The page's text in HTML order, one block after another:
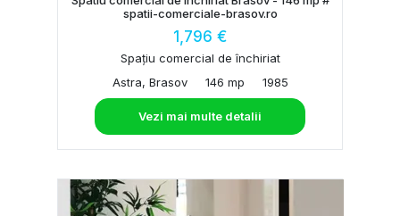
spatii-comerciale-brasov.ro
1,796 €
Spațiu comercial de închiriat
Astra, Brasov
146 mp 1985
Vezi mai multe detalii